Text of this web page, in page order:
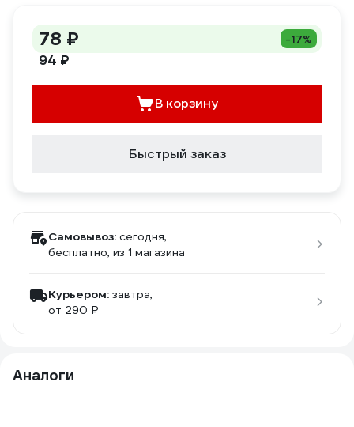
78 ₽ -17%
94 ₽
В корзину
Быстрый заказ
Самовывоз: сегодня,
бесплатно, из 1 магазина
Курьером: завтра,
от 290 ₽
Аналоги